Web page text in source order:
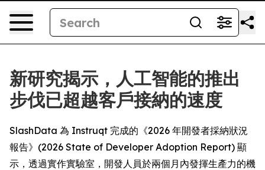
新研究揭示，人工智能的推出
步伐已超越客戶接納的速度
SlashData 為 Instruqt 完成的《2026 年開發者採納狀況
報告》(2026 State of Developer Adoption Report) 顯
示，透過實作實驗室，開發人員於兩個月內發揮生產力的機